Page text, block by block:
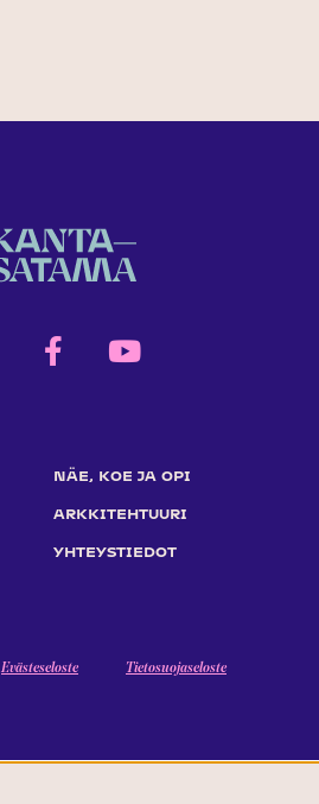
NÄE, KOE JA OPI
ARKKITEHTUURI
YHTEYSTIEDOT
Evästeseloste Tietosuojaseloste